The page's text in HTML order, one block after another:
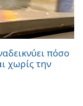
πόσο
χωρίς την